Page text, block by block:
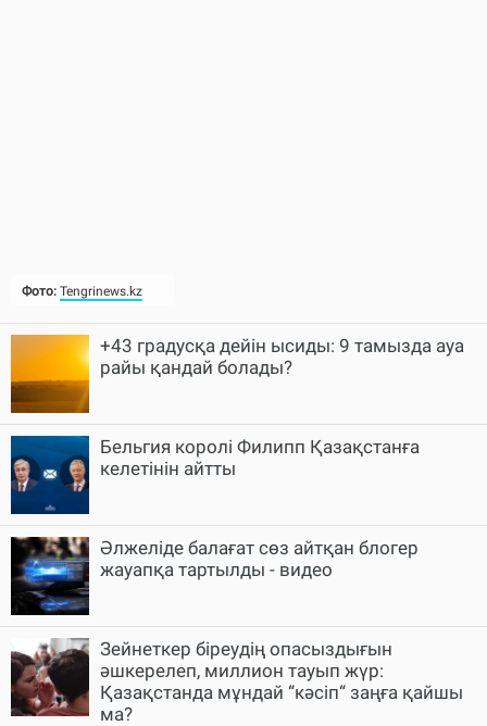
Фото: Tengrinews.kz
+43 градусқа дейін ысиды: 9 тамызда ауа
райы қандай болады?
Бельгия королі Филипп Қазақстанға
келетінін айтты
Әлжеліде балағат сөз айтқан блогер
жауапқа тартылды - видео
Зейнеткер біреудің опасыздығын
әшкерелеп, миллион тауып жүр:
Қазақстанда мұндай “кәсіп“ заңға қайшы
ма?